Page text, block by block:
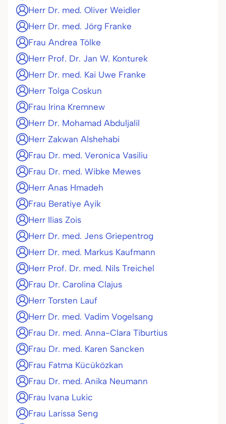
Herr Dr. med. Oliver Weidler
Herr Dr. med. Jörg Franke
Frau Andrea Tölke
Herr Prof. Dr. Jan W. Konturek
Herr Dr. med. Kai Uwe Franke
Herr Tolga Coskun
Frau Irina Kremnew
Herr Dr. Mohamad Abduljalil
Herr Zakwan Alshehabi
Frau Dr. med. Veronica Vasiliu
Frau Dr. med. Wibke Mewes
Herr Anas Hmadeh
Frau Beratiye Ayik
Herr Ilias Zois
Herr Dr. med. Jens Griepentrog
Herr Dr. med. Markus Kaufmann
Herr Prof. Dr. med. Nils Treichel
Frau Dr. Carolina Clajus
Herr Torsten Lauf
Herr Dr. med. Vadim Vogelsang
Frau Dr. med. Anna-Clara Tiburtius
Frau Dr. med. Karen Sancken
Frau Fatma Kücüközkan
Frau Dr. med. Anika Neumann
Frau Ivana Lukic
Frau Larissa Seng